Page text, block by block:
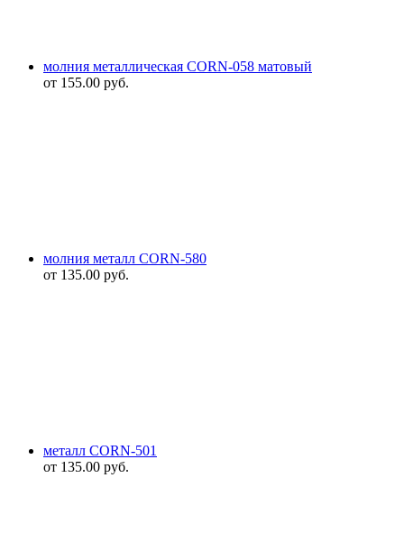
молния металлическая CORN-058 матовый
от 155.00 руб.
молния металл CORN-580
от 135.00 руб.
металл CORN-501
от 135.00 руб.